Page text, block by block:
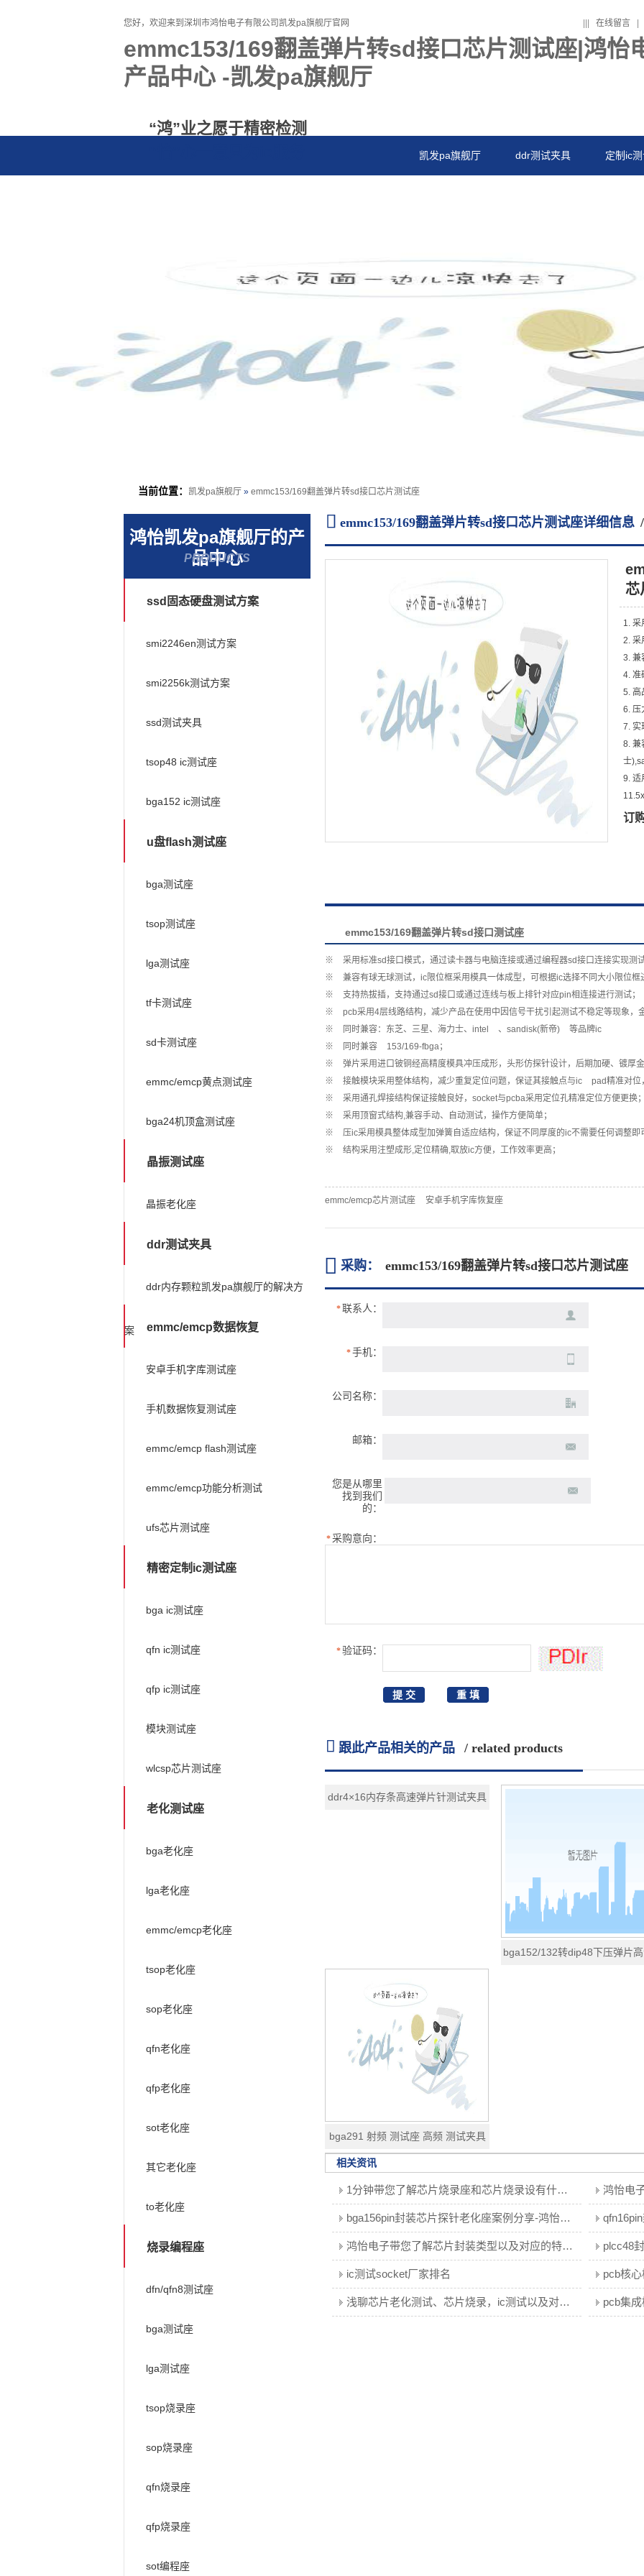
您好，欢迎来到深圳市鸿怡电子有限公司凯发pa旗舰厅官网 在线留言
emmc153/169翻盖弹片转sd接口芯片测试座|鸿怡
产品中心 -凯发pa旗舰厅
“鸿”业之愿于精密检测
凯发pa旗舰厅 ddr测试夹具 定制ic
当前位置： 凯发pa旗舰厅 » emmc153/169翻盖弹片转sd接口芯片测试座
 emmc153/169翻盖弹片转sd接口芯片测试座详细信息
芯
1. 采
2. 采
3. 兼
4. 准
5. 高
6. 压
7. 实
8. 兼
士
9. 适
订
emmc153/169翻盖弹片转sd接口测试座
※ 采用标准sd接口模式，通过读卡器与电脑连接或通过编程器sd接口连接实现测
※ 兼容有球无球测试，ic限位框采用模具一体成型，可根据ic选择不同大小限位
※ 支持热拔插，支持通过sd接口或通过连线与板上排针对应pin相连接进行测试；
※ pcb采用4层线路结构，减少产品在使用中因信号干扰引起测试不稳定等现象，
※ 同时兼容：东芝、三星、海力士、intel 、sandisk(新帝) 等品牌ic
※ 同时兼容 153/169-fbga；
※ 弹片采用进口铍铜经高精度模具冲压成形，头形仿探针设计，后期加硬、镀厚
※ 接触模块采用整体结构，减少重复定位问题，保证其接触点与ic pad精准对位
※ 采用通孔焊接结构保证接触良好，socket与pcba采用定位孔精准定位方便更换
※ 采用顶窗式结构,兼容手动、自动测试，操作方便简单；
※ 压ic采用模具整体成型加弹簧自适应结构，保证不同厚度的ic不需要任何调整即
※ 结构采用注塑成形,定位精确,取放ic方便，工作效率更高；
emmc/emcp芯片测试座 安卓手机字库恢复座
 采购： emmc153/169翻盖弹片转sd接口芯片测试座
*联系人：
*手机：
公司名称：
邮箱：
您是从哪里
找到我们
的：
*采购意向：
*验证码：
 跟此产品相关的产品 / related products
ddr4×16内存条高速弹片针测试夹具
bga152/132转dip48下压弹片
bga291 射频 测试座 高频 测试夹具
治具 测试工装 socket
相关资讯
1分钟带您了解芯片烧录座和芯片烧录设有什么区别？ 鸿怡电
bga156pin封装芯片探针老化座案例分享-鸿怡电子芯片老化测试！
鸿怡电子带您了解芯片封装类型以及对应的特点！ plcc48
ic测试socket厂家排名
浅聊芯片老化测试、芯片烧录，ic测试以及对应的座子定义！ pcb集
鸿怡凯发pa旗舰厅的产
品中心
PRODUCTS
ssd固态硬盘测试方案
smi2246en测试方案
smi2256k测试方案
ssd测试夹具
tsop48 ic测试座
bga152 ic测试座
u盘flash测试座
bga测试座
tsop测试座
lga测试座
tf卡测试座
sd卡测试座
emmc/emcp黄点测试座
bga24机顶盒测试座
晶振测试座
晶振老化座
ddr测试夹具
ddr内存颗粒凯发pa旗舰厅的解决方
案 emmc/emcp数据恢复
安卓手机字库测试座
手机数据恢复测试座
emmc/emcp flash测试座
emmc/emcp功能分析测试
ufs芯片测试座
精密定制ic测试座
bga ic测试座
qfn ic测试座
qfp ic测试座
模块测试座
wlcsp芯片测试座
老化测试座
bga老化座
lga老化座
emmc/emcp老化座
tsop老化座
sop老化座
qfn老化座
qfp老化座
sot老化座
其它老化座
to老化座
烧录编程座
dfn/qfn8测试座
bga测试座
lga测试座
tsop烧录座
sop烧录座
qfn烧录座
qfp烧录座
sot编程座